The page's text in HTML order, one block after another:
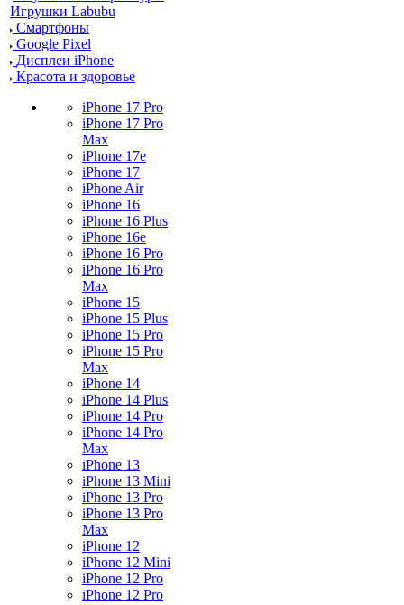
Игрушки Labubu
Смартфоны
Google Pixel
Дисплеи iPhone
Красота и здоровье
iPhone 17 Pro
iPhone 17 Pro
Max
iPhone 17e
iPhone 17
iPhone Air
iPhone 16
iPhone 16 Plus
iPhone 16e
iPhone 16 Pro
iPhone 16 Pro
Max
iPhone 15
iPhone 15 Plus
iPhone 15 Pro
iPhone 15 Pro
Max
iPhone 14
iPhone 14 Plus
iPhone 14 Pro
iPhone 14 Pro
Max
iPhone 13
iPhone 13 Mini
iPhone 13 Pro
iPhone 13 Pro
Max
iPhone 12
iPhone 12 Mini
iPhone 12 Pro
iPhone 12 Pro